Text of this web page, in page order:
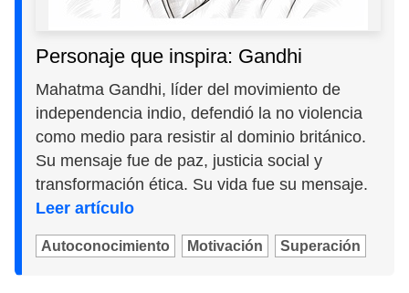
Personaje que inspira: Gandhi
Mahatma Gandhi, líder del movimiento de
independencia indio, defendió la no violencia
como medio para resistir al dominio británico.
Su mensaje fue de paz, justicia social y
transformación ética. Su vida fue su mensaje.
Leer artículo
Autoconocimiento Motivación Superación